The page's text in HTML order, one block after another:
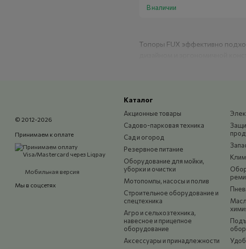
Топоры FUX эффективно
В наличии
© 2012-2026
Принимаем к оплате
Мобильная версия
Мы в соцсетях
Каталог
Акционные товары
Садово-парковая техника
Сад и огород
Резервное питание
Оборудование для мойки,
уборки и очистки
Мотопомпы, насосы и полив
Строительное оборудование и
спецтехника
Агро и сельхозтехника,
навесное и прицепное
оборудование
Аксессуары и принадлежности